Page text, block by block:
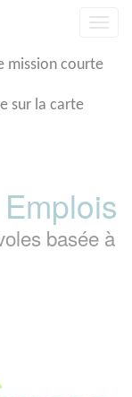
mission courte
sur la carte
basée à